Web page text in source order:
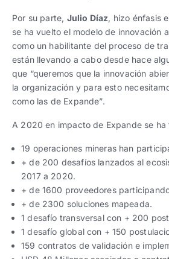
Por su parte, Julio Díaz, hizo énfasis
se ha vuelto el modelo de innovación
como un habilitante del proceso de
están llevando a cabo desde hace
que “queremos que la innovación
la organización y para esto
como las de Expande”.
A 2020 en impacto de Expande se ha
19 operaciones mineras han
+ de 200 desafíos lanzados al
2017 a 2020.
+ de 1600 proveedores
+ de 2300 soluciones mapeada.
1 desafío transversal con + 200
1 desafío global con + 150
159 contratos de validación e